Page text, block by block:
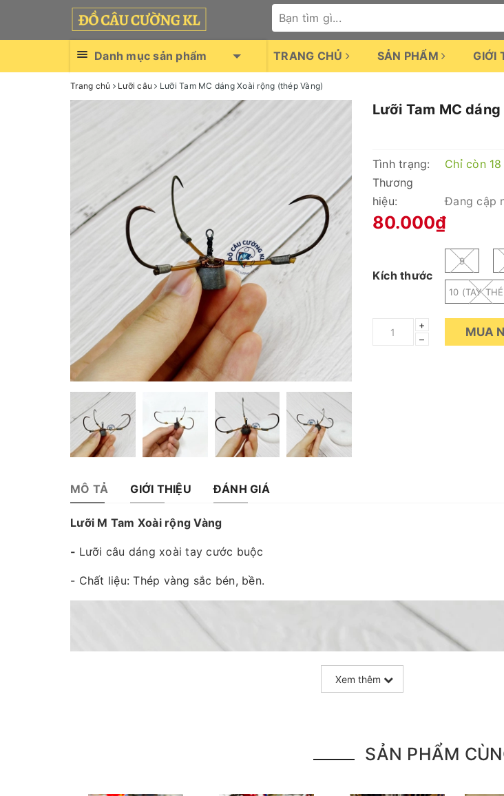
Danh mục sản phẩm TRANG CHỦ SẢN PHẨM GIỚI
Trang chủ Lưỡi câu Lưỡi Tam MC dáng Xoài rộng (thép Vàng)
Lưỡi Tam MC
Tình trạng:
Chỉ còn
Thương
hiệu:
Đang cập
80.000₫
Kích thước
9
10 (TAY
+
–
MUA
MÔ TẢ GIỚI THIỆU ĐÁNH GIÁ
Lưỡi M Tam Xoài rộng Vàng
- Lưỡi câu dáng xoài tay cước buộc
- Chất liệu: Thép vàng sắc bén, bền.
Xem thêm
SẢN PHẨM